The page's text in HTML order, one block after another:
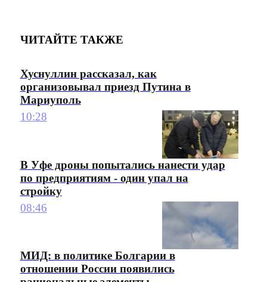
ЧИТАЙТЕ ТАКЖЕ
Хуснуллин рассказал, как
организовывал приезд Путина в
Мариуполь
10:28
В Уфе дроны попытались нанести удар
по предприятиям - один упал на
стройку
08:46
МИД: в политике Болгарии в
отношении России появились